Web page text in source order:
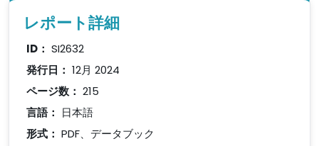
レポート詳細
ID： SI2632
発行日： 12月 2024
ページ数： 215
言語： 日本語
形式： PDF、データブック